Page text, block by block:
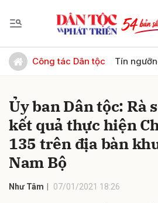
Công tác Dân tộc Tín
Ủy ban Dân tộc: Rà
kết quả thực hiện
135 trên địa bàn
Nam Bộ
Như Tâm 07/01/2021 18:26
Gửi bình luận